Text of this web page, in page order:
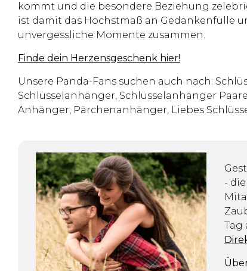
kommt und die besondere Beziehung
ist damit das Höchstmaß an Gedankenfülle
unvergessliche Momente zusammen.
Finde dein Herzensgeschenk hier!
Unsere Panda-Fans suchen auch nach:
Schlüsselanhänger, Schlüsselanhänger
Anhänger, Pärchenanhänger, Liebes
-
Tag